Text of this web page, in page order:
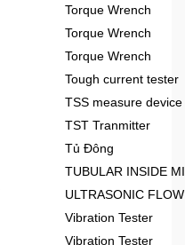
Torque Wrench
Torque Wrench
Torque Wrench
Tough current tester
TSS measure device
TST Tranmitter
Tủ Đông
TUBULAR INSIDE
ULTRASONIC
Vibration Tester
Vibration Tester